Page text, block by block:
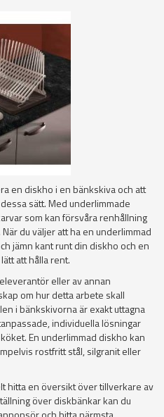
en diskho i en bänkskiva och att
sätt. Med underlimmade
som kan försvåra renhållning
du väljer att ha en underlimmad
jämn kant runt din diskho och en
att hålla rent.
eller av annan
om hur detta arbete skall
i bänkskivorna är exakt uttagna
individuella lösningar
En underlimmad diskho kan
rostfritt stål, silgranit eller
hitta en översikt över tillverkare av
över diskbänkar kan du